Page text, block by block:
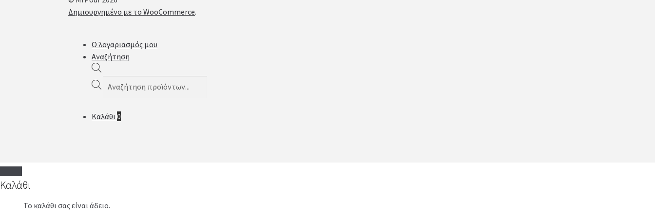
Δημιουργημένο με το WooCommerce.
Ο λογαριασμός μου
Αναζήτηση
Products
search
Καλάθι0
Καλάθι
Το καλάθι σας είναι άδειο.